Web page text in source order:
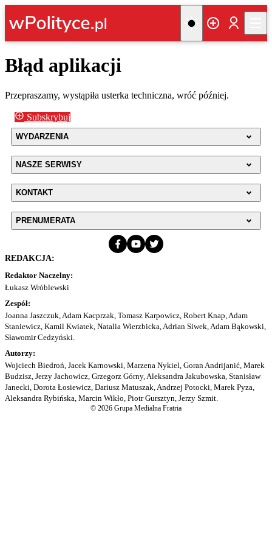
Błąd aplikacji
Przepraszamy, wystąpiła usterka techniczna, wróć później.
Subskrybuj
WYDARZENIA
NASZE SERWISY
KONTAKT
PRENUMERATA
REDAKCJA:
Redaktor Naczelny:
Łukasz Wróblewski
Zespół:
Joanna Jaszczuk, Adam Kacprzak, Tomasz Karpowicz, Robert Knap, Adam
Staniewicz, Kamil Kwiatek, Natalia Wierzbicka, Adrian Siwek, Adam Bąkowski,
Sławomir Cedzyński.
Autorzy:
Wojciech Biedroń, Jacek Karnowski, Marzena Nykiel, Goran Andrijanić, Marek
Budzisz, Jerzy Jachowicz, Grzegorz Górny, Aleksandra Jakubowska, Stanisław
Janecki, Dorota Łosiewicz, Dariusz Matuszak, Andrzej Potocki, Marek Pyza,
Aleksandra Rybińska, Marcin Wikło, Piotr Gursztyn, Jerzy Szmit.
© 2026 Grupa Medialna Fratria